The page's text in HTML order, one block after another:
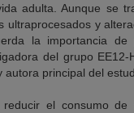
adulta. Aunque se
ultraprocesados y
la importancia de
del grupo EE12-
principal del
el consumo de